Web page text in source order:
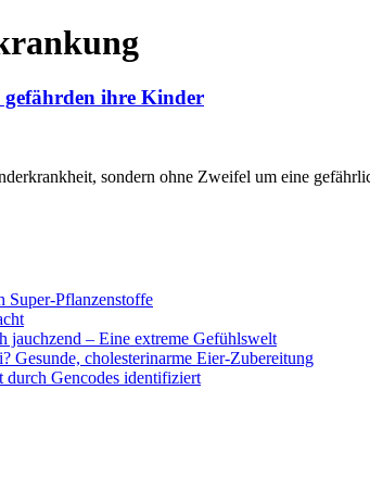
ihre Kinder
sondern ohne Zweifel um eine
Super-Pflanzenstoffe
jauchzend – Eine extreme Gefühlswelt
Gesunde, cholesterinarme Eier-Zubereitung
durch Gencodes identifiziert